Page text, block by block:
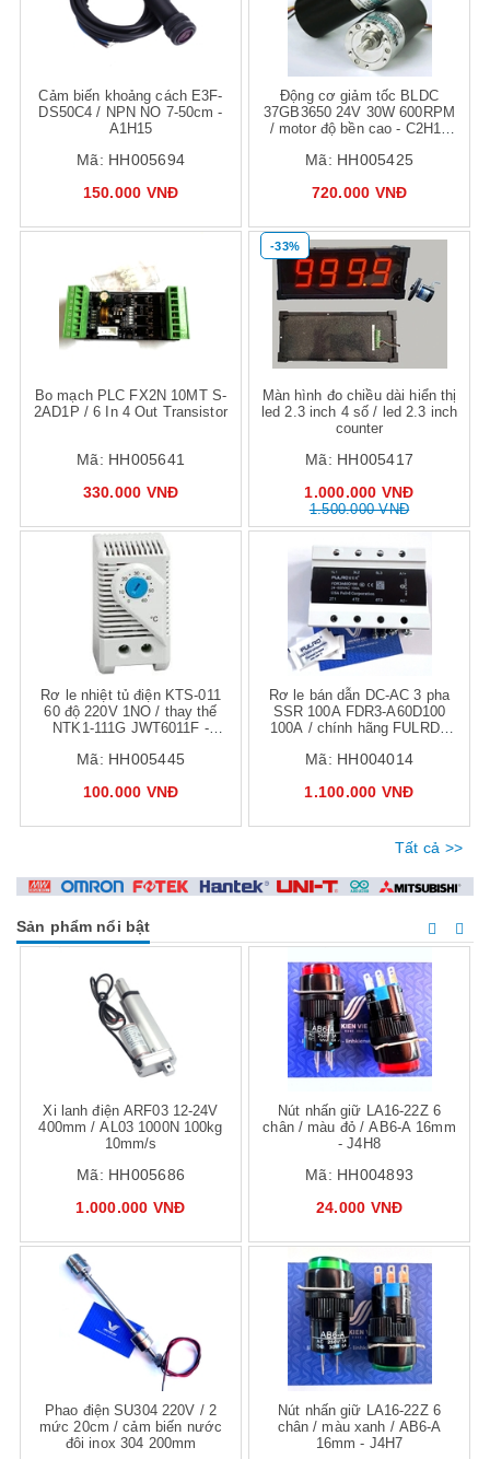
Cảm biến khoảng cách E3F-
DS50C4 / NPN NO 7-50cm -
A1H15
Mã: HH005694
150.000 VNĐ
Bo mạch PLC FX2N 10MT S-
2AD1P / 6 In 4 Out Transistor
Mã: HH005641
330.000 VNĐ
Rơ le nhiệt tủ điện KTS-011
60 độ 220V 1NO / thay thế
NTK1-111G JWT6011F -
Mã: HH005445
100.000 VNĐ
Động cơ giảm tốc BLDC
37GB3650 24V 30W 600RPM
/ motor độ bền cao - C2H13
Mã: HH005425
720.000 VNĐ
-33%
Màn hình đo chiều dài hiển thị
led 2.3 inch 4 số / led 2.3 inch
counter
Mã: HH005417
1.000.000 VNĐ
1.500.000 VNĐ
Rơ le bán dẫn DC-AC 3 pha
SSR 100A FDR3-A60D100
100A / chính hãng FULRD /
Mã: HH004014
1.100.000 VNĐ
Mua hàng
Mua hàng
Mua hàng
Tất cả >>
Sản phẩm nổi bật
Xi lanh điện ARF03 12-24V
400mm / AL03 1000N 100kg
10mm/s
Mã: HH005686
1.000.000 VNĐ
Phao điện SU304 220V / 2
mức 20cm / cảm biến nước
đôi inox 304 200mm
Nút nhấn giữ LA16-22Z 6
chân / màu đỏ / AB6-A 16mm
- J4H8
Mã: HH004893
24.000 VNĐ
Nút nhấn giữ LA16-22Z 6
chân / màu xanh / AB6-A
16mm - J4H7
Mua hàng
Mua hàng